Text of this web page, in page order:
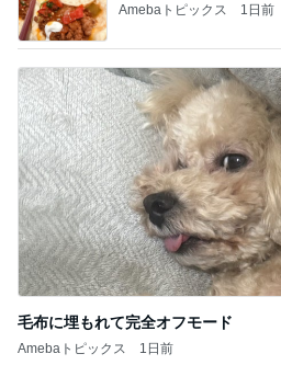
Amebaトピックス 1日前
毛布に埋もれて完全オフモード
Amebaトピックス 1日前